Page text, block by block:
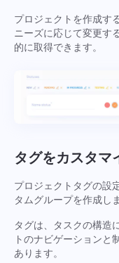
プロジェクトを作成す
ニーズに応じて変更す
的に取得できます。
タグをカスタマ
プロジェクトタグの設
タムグループを作成し
タグは、タスクの構造
トのナビゲーション
あります。
会社管理
化するために役割を